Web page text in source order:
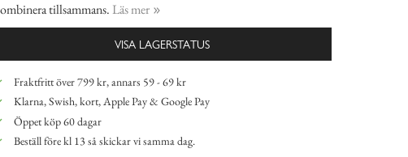
tillsammans. Läs mer
VISA LAGERSTATUS
Fraktfritt över 799 kr, annars 59 - 69 kr
Klarna, Swish, kort, Apple Pay & Google Pay
Öppet köp 60 dagar
Beställ före kl 13 så skickar vi samma dag.